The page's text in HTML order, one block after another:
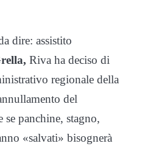
dire: assistito
Riva ha deciso di
regionale della
del
se panchine, stagno,
«salvati» bisognerà